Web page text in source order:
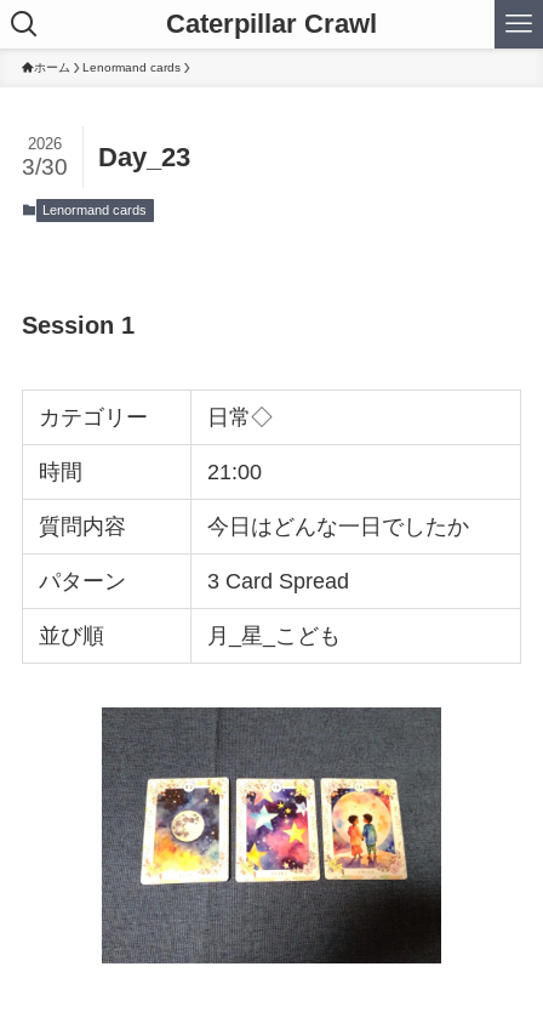
Caterpillar Crawl
ホーム Lenormand cards
Day_23
2026
3/30
Lenormand cards
Session 1
カテゴリー 日常◇
時間 21:00
質問内容 今日はどんな一日でしたか
パターン 3 Card Spread
並び順 月_星_こども